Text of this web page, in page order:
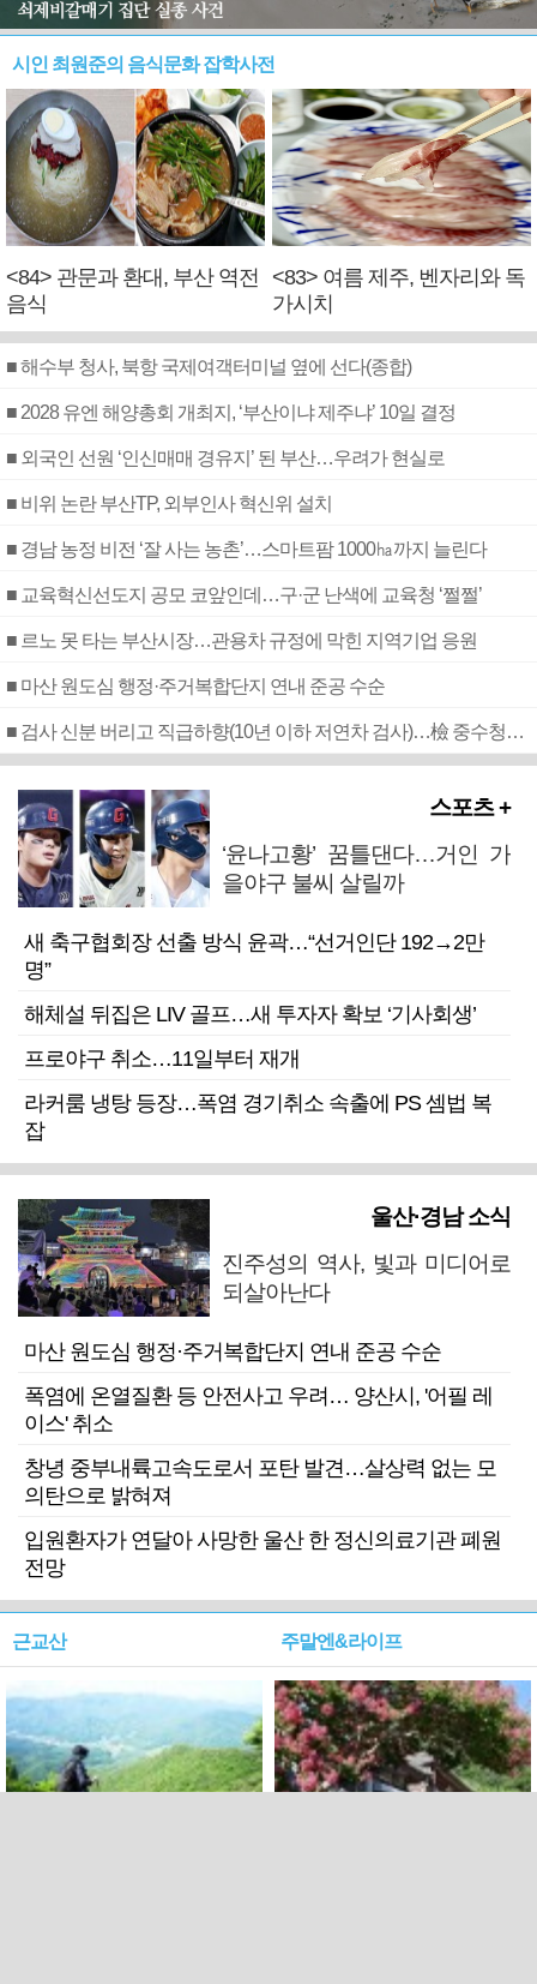
시인 최원준의 음식문화 잡학사전
<84> 관문과 환대, 부산 역전
음식
<83> 여름 제주, 벤자리와 독
가시치
■ 해수부 청사, 북항 국제여객터미널 옆에 선다(종합)
■ 2028 유엔 해양총회 개최지, ‘부산이냐 제주냐’ 10일 결정
■ 외국인 선원 ‘인신매매 경유지’ 된 부산…우려가 현실로
■ 비위 논란 부산TP, 외부인사 혁신위 설치
■ 경남 농정 비전 ‘잘 사는 농촌’…스마트팜 1000㏊까지 늘린다
■ 교육혁신선도지 공모 코앞인데…구·군 난색에 교육청 ‘쩔쩔’
■ 르노 못 타는 부산시장…관용차 규정에 막힌 지역기업 응원
■ 마산 원도심 행정·주거복합단지 연내 준공 수순
■ 검사 신분 버리고 직급하향(10년 이하 저연차 검사)…檢 중수청행 기피
스포츠 +
‘윤나고황’ 꿈틀댄다…거인 가
을야구 불씨 살릴까
새 축구협회장 선출 방식 윤곽…“선거인단 192→2만
명”
해체설 뒤집은 LIV 골프…새 투자자 확보 ‘기사회생’
프로야구 취소…11일부터 재개
라커룸 냉탕 등장…폭염 경기취소 속출에 PS 셈법 복
잡
울산·경남 소식
진주성의 역사, 빛과 미디어로
되살아난다
마산 원도심 행정·주거복합단지 연내 준공 수순
폭염에 온열질환 등 안전사고 우려… 양산시, '어필 레
이스' 취소
창녕 중부내륙고속도로서 포탄 발견…살상력 없는 모
의탄으로 밝혀져
입원환자가 연달아 사망한 울산 한 정신의료기관 폐원
전망
근교산 주말엔&라이프